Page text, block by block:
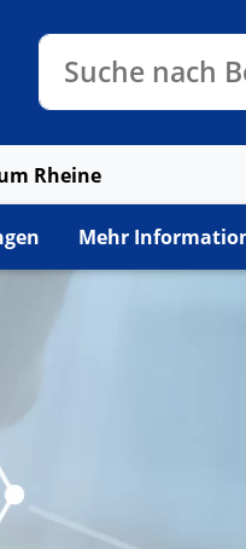
Suche nach
Rheine
Mehr